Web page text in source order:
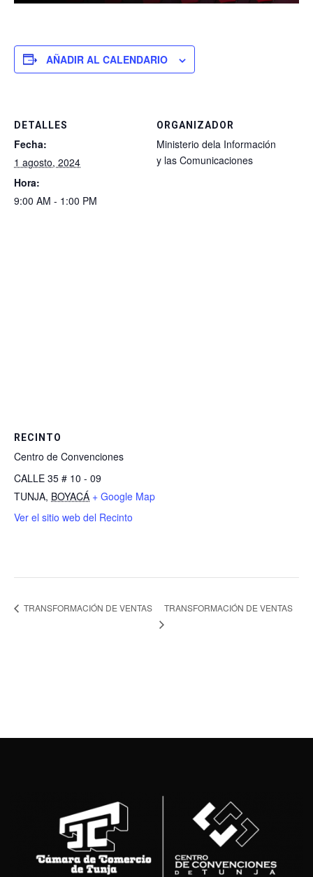
AÑADIR AL CALENDARIO
DETALLES
Fecha:
1 agosto, 2024
Hora:
9:00 AM - 1:00 PM
ORGANIZADOR
Ministerio dela Información
y las Comunicaciones
RECINTO
Centro de Convenciones
CALLE 35 # 10 - 09
TUNJA, BOYACÁ + Google Map
Ver el sitio web del Recinto
TRANSFORMACIÓN DE VENTAS TRANSFORMACIÓN DE VENTAS